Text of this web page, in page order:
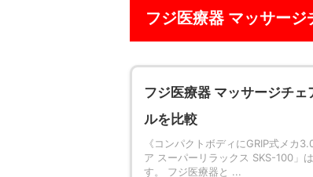
フジ医療器 マッサー
フジ医療器 マッサージチ
ルを比較
《コンパクトボディにGRIP式メカ
ア スーパーリラックス SKS-100」
す。 フジ医療器と ...